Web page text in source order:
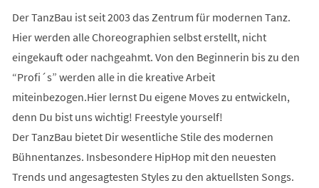
Der TanzBau ist seit 2003 das Zentrum für modernen Tanz.
Hier werden alle Choreographien selbst erstellt, nicht
eingekauft oder nachgeahmt. Von den Beginnerin bis zu den
“Profi´s” werden alle in die kreative Arbeit
miteinbezogen.Hier lernst Du eigene Moves zu entwickeln,
denn Du bist uns wichtig! Freestyle yourself!
Der TanzBau bietet Dir wesentliche Stile des modernen
Bühnentanzes. Insbesondere HipHop mit den neuesten
Trends und angesagtesten Styles zu den aktuellsten Songs.